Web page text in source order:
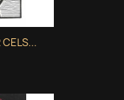
CELS...